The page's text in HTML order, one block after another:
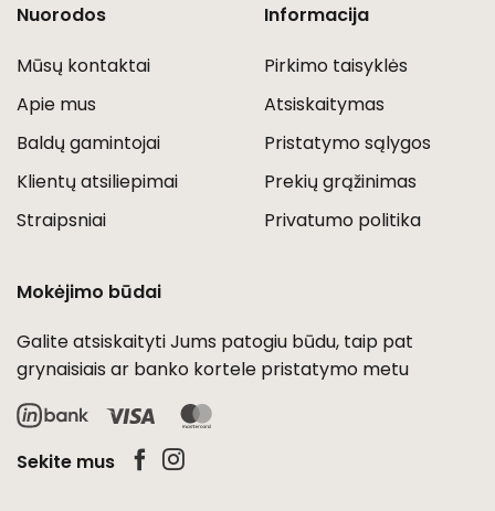
Nuorodos
Mūsų kontaktai
Apie mus
Baldų gamintojai
Klientų atsiliepimai
Straipsniai
Informacija
Pirkimo taisyklės
Atsiskaitymas
Pristatymo sąlygos
Prekių grąžinimas
Privatumo politika
Mokėjimo būdai
Galite atsiskaityti Jums patogiu būdu, taip pat
grynaisiais ar banko kortele pristatymo metu
Visa
Sekite mus